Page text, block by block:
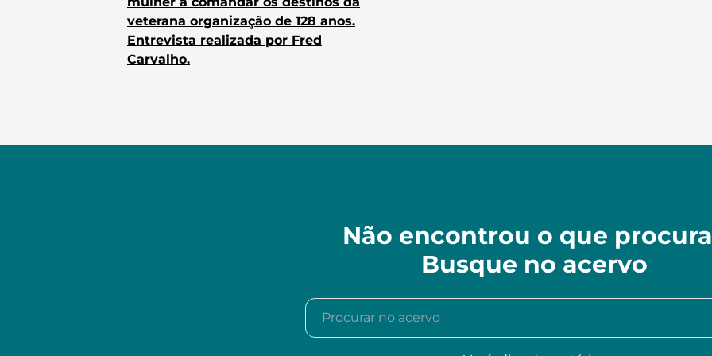
veterana organização de 128 anos.
Entrevista realizada por Fred
Carvalho.
Não encontrou o que
Busque no acervo
Procurar no acervo